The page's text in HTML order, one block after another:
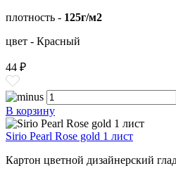
плотность - 125г/м2
цвет - Красный
44 ₽
В корзину
Sirio Pearl Rose gold 1 лист
Картон цветной дизайнерский